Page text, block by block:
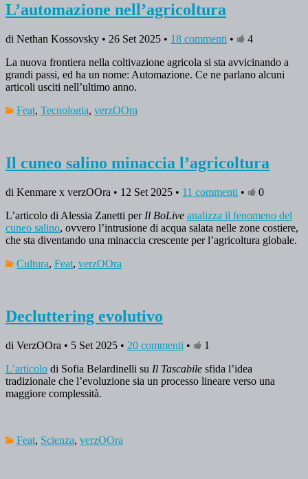
L’automazione nell’agricoltura
di Nethan Kossovsky • 26 Set 2025 • 18 commenti •
4
La nuova frontiera nella coltivazione agricola si sta avvicinando a
grandi passi, ed ha un nome: Automazione. Ce ne parlano alcuni
articoli usciti nell’ultimo anno.
Feat, Tecnologia, verzOOra
Il cuneo salino minaccia l’agricoltura
di Kenmare x verzOOra • 12 Set 2025 • 11 commenti •
0
L’articolo di Alessia Zanetti per Il BoLive analizza il fenomeno del
cuneo salino, ovvero l’intrusione di acqua salata nelle zone costiere,
che sta diventando una minaccia crescente per l’agricoltura globale.
Cultura, Feat, verzOOra
Decluttering evolutivo
di VerzOOra • 5 Set 2025 • 20 commenti •
1
L’articolo di Sofia Belardinelli su Il Tascabile sfida l’idea
tradizionale che l’evoluzione sia un processo lineare verso una
maggiore complessità.
Feat, Scienza, verzOOra